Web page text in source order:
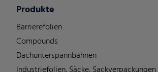
Produkte
Barrierefolien
Compounds
Dachunterspannbahnen